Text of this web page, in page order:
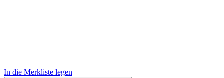
In die Merkliste legen